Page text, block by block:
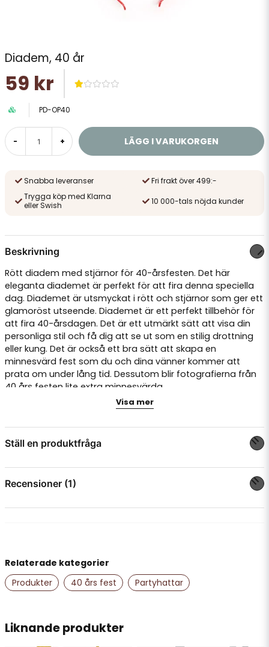
Diadem, 40 år
59 kr
PD-OP40
- + LÄGG I VARUKORGEN
Snabba leveranser
Fri frakt över 499:-
Trygga köp med Klarna
eller Swish
10 000-tals nöjda kunder
Beskrivning
Rött diadem med stjärnor för 40-årsfesten. Det här
eleganta diademet är perfekt för att fira denna speciella
dag. Diademet är utsmyckat i rött och stjärnor som ger ett
glamoröst utseende. Diademet är ett perfekt tillbehör för
att fira 40-årsdagen. Det är ett utmärkt sätt att visa din
personliga stil och få dig att se ut som en stilig drottning
eller kung. Det är också ett bra sätt att skapa en
minnesvärd fest som du och dina vänner kommer att
prata om under lång tid. Dessutom blir fotografierna från
40 års festen lite extra minnesvärda.
Visa mer
Ställ en produktfråga
Fråga oss något om denna produkten...
email
Mejladress
Recensioner (1)
Liknande produkter
Relaterade kategorier
Produkter
40 års fest Partyhattar